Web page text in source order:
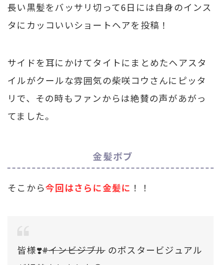
長い黒髪をバッサリ切って6日には自身のインス
タにカッコいいショートヘアを投稿！
サイドを耳にかけてタイトにまとめたヘアスタ
イルがクールな雰囲気の柴咲コウさんにピッタ
リで、その時もファンからは絶賛の声があがっ
てました。
金髪ボブ
そこから今回はさらに金髪に ！！
皆様❣️#インビジブルのポスタービジュアル